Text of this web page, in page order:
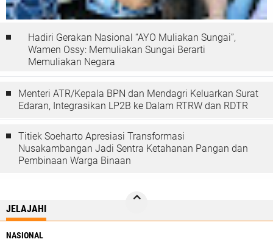
Hadiri Gerakan Nasional “AYO Muliakan Sungai”,
Wamen Ossy: Memuliakan Sungai Berarti
Memuliakan Negara
Menteri ATR/Kepala BPN dan Mendagri Keluarkan Surat
Edaran, Integrasikan LP2B ke Dalam RTRW dan RDTR
Titiek Soeharto Apresiasi Transformasi
Nusakambangan Jadi Sentra Ketahanan Pangan dan
Pembinaan Warga Binaan
JELAJAHI
NASIONAL